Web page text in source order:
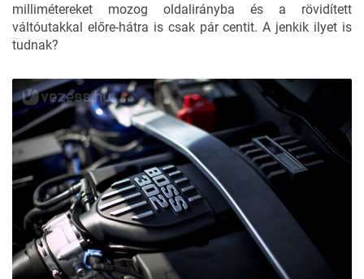
millimétereket mozog oldalirányba és a rövidített
váltóutakkal előre-hátra is csak pár centit. A jenkik ilyet is
tudnak?